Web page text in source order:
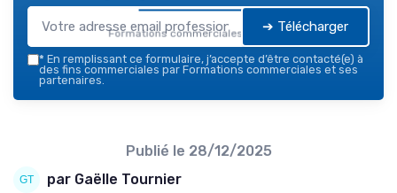
Formations commerciales — 2026➔ Télécharger
* En remplissant ce formulaire, j’accepte d’être contacté(e) à
des fins commerciales par Formations commerciales et ses
partenaires.
Publié le 28/12/2025
par Gaëlle Tournier